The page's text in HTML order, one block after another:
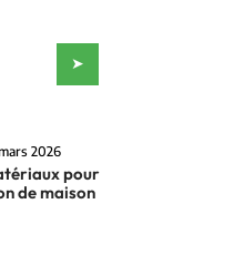
2026
pour
de maison